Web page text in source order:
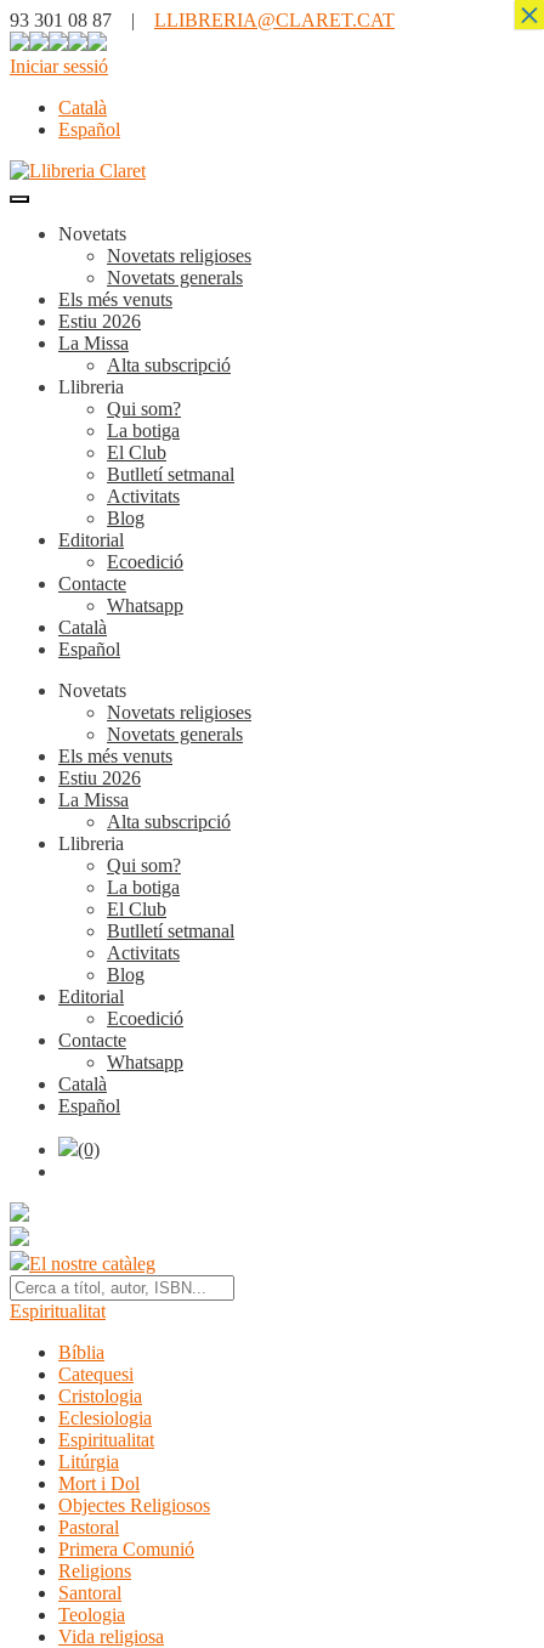
93 301 08 87 | LLIBRERIA@CLARET.CAT
Iniciar sessió
Català
Español
Novetats
Novetats religioses
Novetats generals
Els més venuts
Estiu 2026
La Missa
Alta subscripció
Llibreria
Qui som?
La botiga
El Club
Butlletí setmanal
Activitats
Blog
Editorial
Ecoedició
Contacte
Whatsapp
Català
Español
Novetats
Novetats religioses
Novetats generals
Els més venuts
Estiu 2026
La Missa
Alta subscripció
Llibreria
Qui som?
La botiga
El Club
Butlletí setmanal
Activitats
Blog
Editorial
Ecoedició
Contacte
Whatsapp
Català
Español
(0)
El nostre catàleg
Espiritualitat
Bíblia
Catequesi
Cristologia
Eclesiologia
Espiritualitat
Litúrgia
Mort i Dol
Objectes Religiosos
Pastoral
Primera Comunió
Religions
Santoral
Teologia
Vida religiosa
×